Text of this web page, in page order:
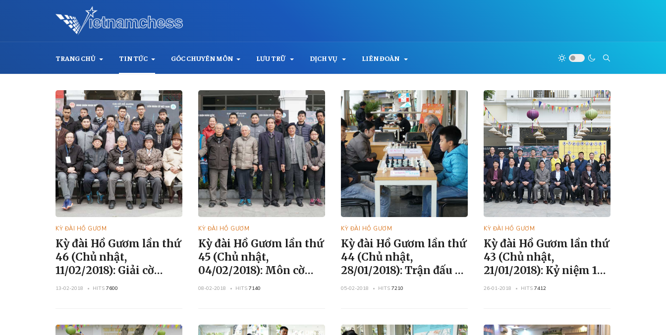
TRANG CHỦ TIN TỨC GÓC CHUYÊN MÔN LƯU TRỮ DỊCH VỤ LIÊN ĐOÀN
KỲ ĐÀI HỒ GƯƠM
Kỳ đài Hồ Gươm lần thứ
46 (Chủ nhật,
11/02/2018): Giải cờ
Tướng cá nhân CLB Cờ
hữu cờ Vua và cờ Tướng
13-02-2018 HITS 7600
KỲ ĐÀI HỒ GƯƠM
Kỳ đài Hồ Gươm lần thứ
45 (Chủ nhật,
04/02/2018): Môn cờ
Vua, cờ Tướng
08-02-2018 HITS 7140
KỲ ĐÀI HỒ GƯƠM
Kỳ đài Hồ Gươm lần thứ
44 (Chủ nhật,
28/01/2018): Trận đấu cờ
Vua
05-02-2018 HITS 7210
KỲ ĐÀI HỒ GƯƠM
Kỳ đài Hồ Gươm lần thứ
43 (Chủ nhật,
21/01/2018): Kỷ niệm 1
năm ngày thành lập
26-01-2018 HITS 7412